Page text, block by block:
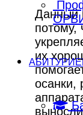
Данный
потому,
их
осанки,